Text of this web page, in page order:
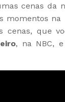
cenas da
momentos
cenas, que
, na NBC,